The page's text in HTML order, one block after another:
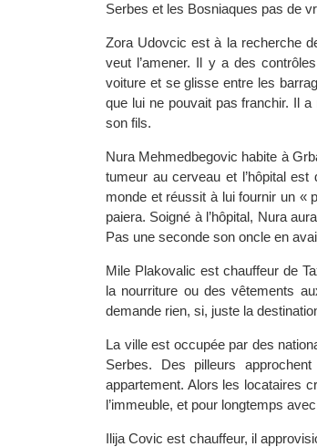
Serbes et les Bosniaques pas de
Zora Udovcic est à la recherche
veut l’amener. Il y a des
voiture et se glisse entre les
que lui ne pouvait pas franchir. Il
son fils.
Nura Mehmedbegovic habite à
tumeur au cerveau et l’hôpital
monde et réussit à lui fournir un «
paiera. Soigné à l’hôpital, Nura
Pas une seconde son oncle en
Mile Plakovalic est chauffeur de
la nourriture ou des vêtements
demande rien, si, juste la
La ville est occupée par des
Serbes. Des pilleurs
appartement. Alors les locataires
l’immeuble, et pour longtemps
Ilija Covic est chauffeur, il